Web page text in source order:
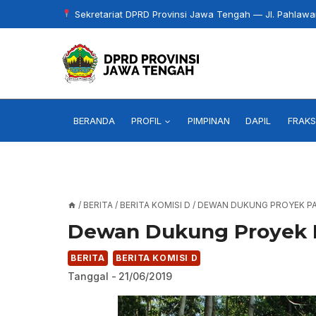
to
Sekretariat DPRD Provinsi Jawa Tengah — Jl.
BERANDA PROFIL PIMPINAN DAPIL
/ BERITA / BERITA KOMISI D / DEWAN DUKUNG PROYEK
Dewan Dukung Proyek
BERITA BERITA KOMISI D
Tanggal - 21/06/2019